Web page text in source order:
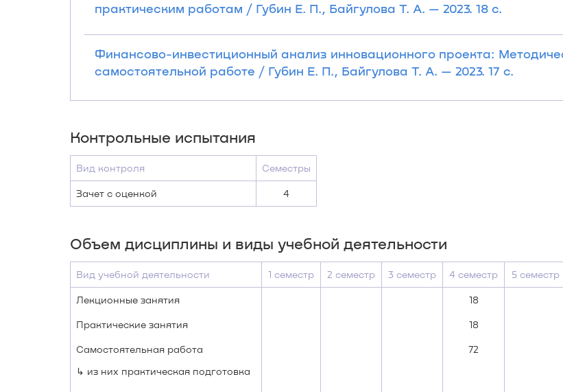
практическим работам / Губин Е. П., Байгулова Т. А. — 2023. 18 с.
Финансово-инвестиционный анализ инновационного проекта:
самостоятельной работе / Губин Е. П., Байгулова Т. А. — 2023. 17 с.
Контрольные испытания
Вид контроля Семестры
Зачет с оценкой 4
Объем дисциплины и виды учебной деятельности
Вид учебной деятельности 1 семестр 2 семестр 3 семестр 4 семестр 5 семестр
Лекционные занятия 18
Практические занятия 18
Самостоятельная работа 72
↳ из них практическая подготовка